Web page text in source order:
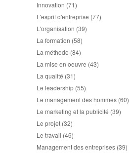
Innovation (71)
L'esprit d'entreprise (77)
L'organisation (39)
La formation (58)
La méthode (84)
La mise en oeuvre (43)
La qualité (31)
Le leadership (55)
Le management des hommes (60)
Le marketing et la publicité (39)
Le projet (32)
Le travail (46)
Management des entreprises (39)